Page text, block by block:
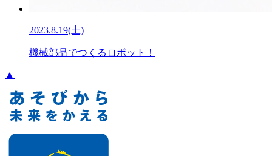
2023.8.19(土)
機械部品でつくるロボット！
▲